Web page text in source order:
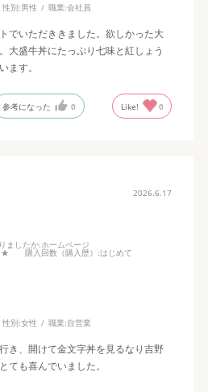
性別:男性 職業:会社員
でいただききました。欲しかった大
大盛牛丼にたっぷり七味と紅しょう
ます。
参考になった 0 Like! 0
2026.6.17
ましたか:ホームページ
購入回数（購入歴） :はじめて
性別:女性 職業:自営業
き、開けて金文字丼を見るなり吉野
ても喜んでいました。